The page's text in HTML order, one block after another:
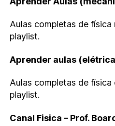
Aulas completas de física
playlist.
Aprender aulas
Aulas completas de física
playlist.
Canal Fisica – Prof.